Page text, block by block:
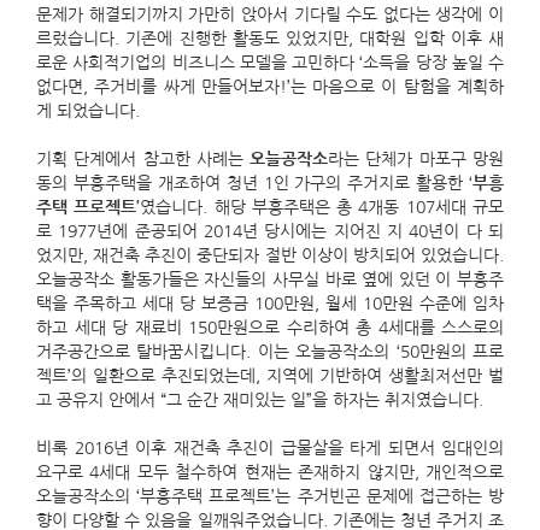
문제가 해결되기까지 가만히 앉아서 기다릴 수도 없다는 생각에 이
르렀습니다. 기존에 진행한 활동도 있었지만, 대학원 입학 이후 새
로운 사회적기업의 비즈니스 모델을 고민하다 ‘소득을 당장 높일 수
없다면, 주거비를 싸게 만들어보자!’는 마음으로 이 탐험을 계획하
게 되었습니다.
기획 단계에서 참고한 사례는오늘공작소라는 단체가 마포구 망원
동의 부흥주택을 개조하여 청년 1인 가구의 주거지로 활용한 ‘부흥
주택 프로젝트’였습니다. 해당 부흥주택은 총 4개동 107세대 규모
로 1977년에 준공되어 2014년 당시에는 지어진 지 40년이 다 되
었지만, 재건축 추진이 중단되자 절반 이상이 방치되어 있었습니다.
오늘공작소 활동가들은 자신들의 사무실 바로 옆에 있던 이 부흥주
택을 주목하고 세대 당 보증금 100만원, 월세 10만원 수준에 임차
하고 세대 당 재료비 150만원으로 수리하여 총 4세대를 스스로의
거주공간으로 탈바꿈시킵니다. 이는 오늘공작소의 ‘50만원의 프로
젝트’의 일환으로 추진되었는데, 지역에 기반하여 생활최저선만 벌
고 공유지 안에서 “그 순간 재미있는 일”을 하자는 취지였습니다.
비록 2016년 이후 재건축 추진이 급물살을 타게 되면서 임대인의
요구로 4세대 모두 철수하여 현재는 존재하지 않지만, 개인적으로
오늘공작소의 ‘부흥주택 프로젝트’는 주거빈곤 문제에 접근하는 방
향이 다양할 수 있음을 일깨워주었습니다. 기존에는 청년 주거지 조